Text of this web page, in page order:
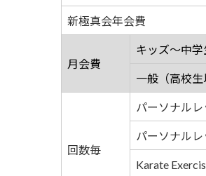
新極真会年会費
月会費
キッズ～中学
一般（高校生
回数毎
パーソナル
パーソナル
Karate